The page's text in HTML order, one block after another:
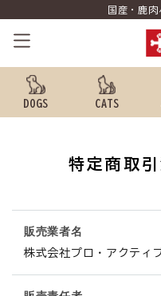
国産・鹿
DOGS CATS
meeting_room ログイン person
特定商取
販売業者名
株式会社プロ・アクティ